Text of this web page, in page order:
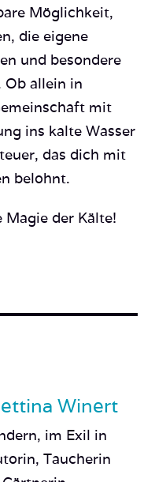
Möglichkeit,
die eigene
und besondere
Ob allein in
mit
ins kalte Wasser
das dich mit
belohnt.
Magie der Kälte!
Winert
im Exil in
Taucherin